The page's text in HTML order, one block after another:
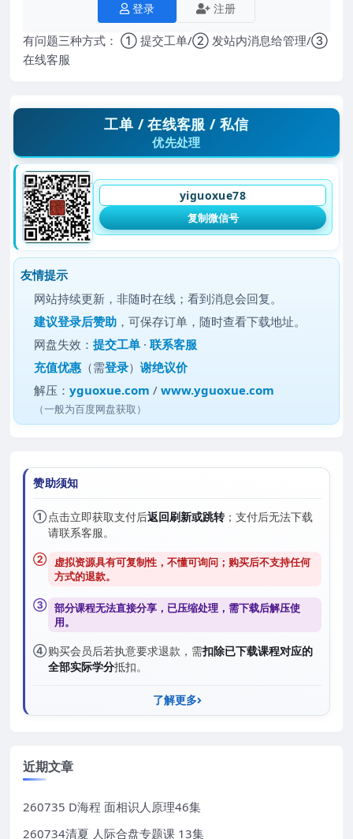
登录 注册
有问题三种方式： ① 提交工单/② 发站内消息给管理/③
在线客服
工单 / 在线客服 / 私信
优先处理
yiguoxue78
复制微信号
友情提示
网站持续更新，非随时在线；看到消息会回复。
建议登录后赞助 ，可保存订单，随时查看下载地址。
网盘失效：提交工单 ·联系客服
充值优惠 （需登录）谢绝议价
解压：yguoxue.com /www.yguoxue.com
（一般为百度网盘获取）
赞助须知
①点击立即获取支付后返回刷新或跳转；支付后无法下载
请联系客服。
② 虚拟资源具有可复制性，不懂可询问；购买后不支持任何
方式的退款。
③ 部分课程无法直接分享，已压缩处理，需下载后解压使
用。
④购买会员后若执意要求退款，需扣除已下载课程对应的
全部实际学分抵扣。
了解更多
近期文章
260735 D海程 面相识人原理46集
260734清夏 人际合盘专题课 13集